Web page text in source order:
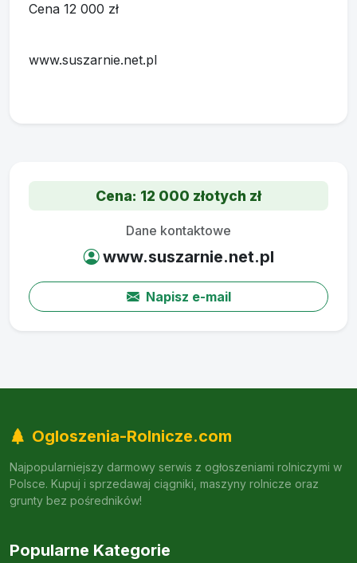
Cena 12 000 zł
www.suszarnie.net.pl
Cena: 12 000 złotych zł
Dane kontaktowe
www.suszarnie.net.pl
Napisz e-mail
Ogloszenia-Rolnicze.com
Najpopularniejszy darmowy serwis z ogłoszeniami rolniczymi w
Polsce. Kupuj i sprzedawaj ciągniki, maszyny rolnicze oraz
grunty bez pośredników!
Popularne Kategorie